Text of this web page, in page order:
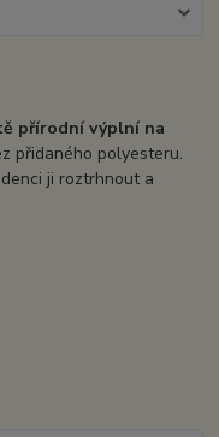
přírodní výplní na
přidaného polyesteru.
ji roztrhnout a